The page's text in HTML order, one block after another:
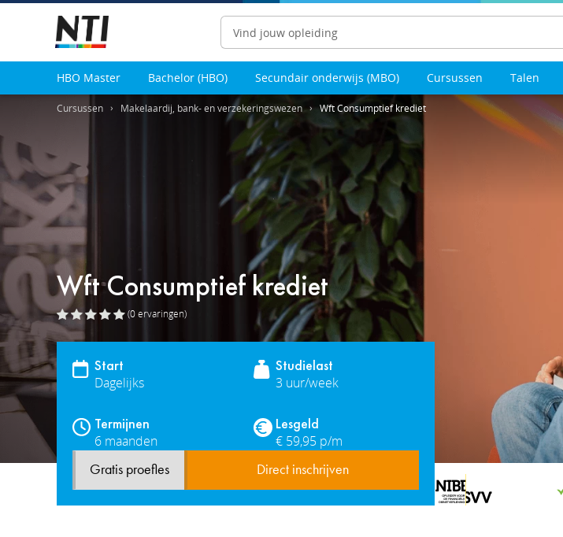
Zoeken
HBO Master Bachelor (HBO) Secundair onderwijs (MBO) Cursussen Talen
Cursussen Makelaardij, bank- en verzekeringswezen Wft Consumptief krediet
Wft Consumptief krediet
(0ervaringen)
Start
Dagelijks
Studielast
3 uur/week
Termijnen
6 maanden
Lesgeld
€ 59,95 p/m
Gratis proefles Direct inschrijven